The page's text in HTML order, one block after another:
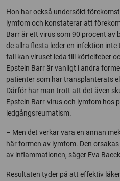
Hon har också undersökt
lymfom och konstaterar att
Barr är ett virus som 90 procent av
de allra flesta leder en infektion inte
fall kan viruset leda till körtelfeber
Epstein Barr är vanligt i andra
patienter som har transplanterats
Därför har man trott att det även
Epstein Barr-virus och lymfom hos
ledgångsreumatism.
– Men det verkar vara en annan
här formen av lymfom. Den
av inflammationen, säger Eva
Resultaten tyder på att effektiv